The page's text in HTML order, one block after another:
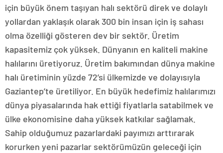
için büyük önem taşıyan halı sektörü direk ve dolaylı
yollardan yaklaşık olarak 300 bin insan için iş sahası
olma özelliği gösteren dev bir sektör. Üretim
kapasitemiz çok yüksek. Dünyanın en kaliteli makine
halılarını üretiyoruz. Üretim bakımından dünya makine
halı üretiminin yüzde 72’si ülkemizde ve dolayısıyla
Gaziantep’te üretiliyor. En büyük hedefimiz halılarımızı
dünya piyasalarında hak ettiği fiyatlarla satabilmek ve
ülke ekonomisine daha yüksek katkılar sağlamak.
Sahip olduğumuz pazarlardaki payımızı arttırarak
korurken yeni pazarlar sektörümüzün geleceği için